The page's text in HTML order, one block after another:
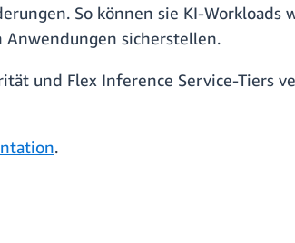
So können sie KI-Workloads
sicherstellen.
und Flex Inference Service-Tiers
.